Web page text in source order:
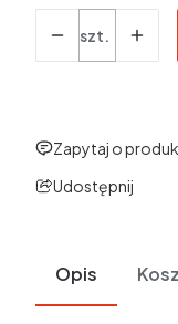
szt.
Zapytaj o
Udostępnij
Opis